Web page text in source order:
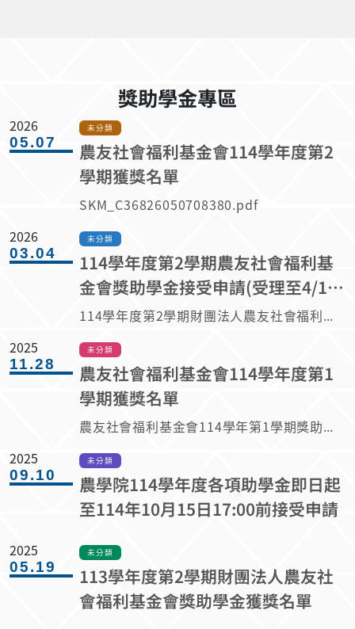
獎助學金專區
2026
05.07
未分類
農友社會福利基金會114學年度第2
學期獲獎名單
SKM_C36826050708380.pdf
2026
03.04
未分類
114學年度第2學期農友社會福利基
金會獎助學金接受申請(受理至4/13
止)
114學年度第2學期財團法人農友社會福利基金會獎助學金即日起受理申請，最遲請於4/13(一)備妥相關文件到學院辦公室辦理(逾時不候)。 申請人資格條件:僅限本國籍，並就讀與農作物相關科系在學學生(大學部或研究所)可申請，清寒家庭子女優先。 獎助金金額:每人1萬元及獎狀1紙。 申請文件: (1)(必)114年度第1學期成績單正本含排名(請向教務處申請，各科成績不得低於70分)。 (2)(必)師長或農業學術先進推薦函1份(請簡述申請人成績以外之研究.學習及處世情形)。 (3)(必)撰寫500~1000字心得(主題為就讀農業科系的感想及對未來農業發ˊ展的看法)。 (4)(選)清寒證明(中低收入戶證明)。 農友獎助學金
2025
11.28
未分類
農友社會福利基金會114學年度第1
學期獲獎名單
農友社會福利基金會114學年第1學期獎助學金名單函.pdf
2025
09.10
未分類
農學院114學年度各項助學金即日起
至114年10月15日17:00前接受申請
2025
05.19
未分類
113學年度第2學期財團法人農友社
會福利基金會獎助學金獲獎名單